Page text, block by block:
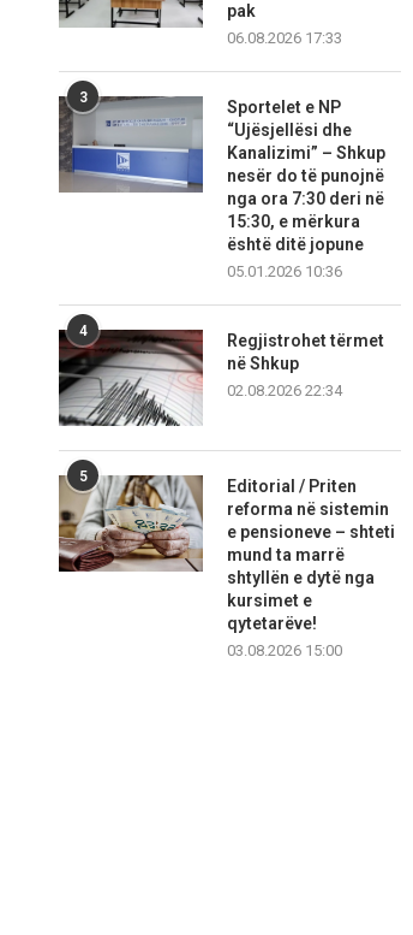
pak
06.08.2026 17:33
3
Sportelet e NP
“Ujësjellësi dhe
Kanalizimi” – Shkup
nesër do të punojnë
nga ora 7:30 deri në
15:30, e mërkura
është ditë jopune
05.01.2026 10:36
4
Regjistrohet tërmet
në Shkup
02.08.2026 22:34
5
Editorial / Priten
reforma në sistemin
e pensioneve – shteti
mund ta marrë
shtyllën e dytë nga
kursimet e
qytetarëve!
03.08.2026 15:00